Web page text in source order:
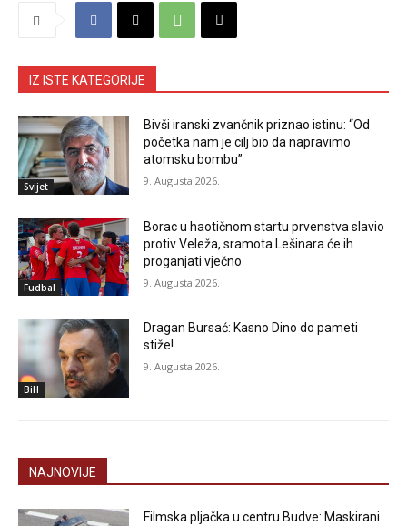
IZ ISTE KATEGORIJE
Svijet
Bivši iranski zvančnik priznao istinu: “Od
početka nam je cilj bio da napravimo
atomsku bombu”
9. Augusta 2026.
Fudbal
Borac u haotičnom startu prvenstva slavio
protiv Veleža, sramota Lešinara će ih
proganjati vječno
9. Augusta 2026.
BiH
Dragan Bursać: Kasno Dino do pameti
stiže!
9. Augusta 2026.
NAJNOVIJE
Filmska pljačka u centru Budve: Maskirani